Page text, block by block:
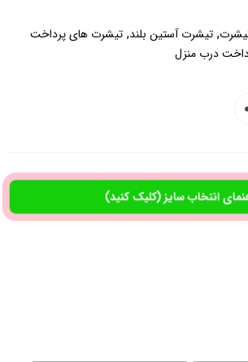
, تیشرت آستین بلند, تیشرت های پرداخت
درب منزل
انتخاب سایز (کلیک کنید)